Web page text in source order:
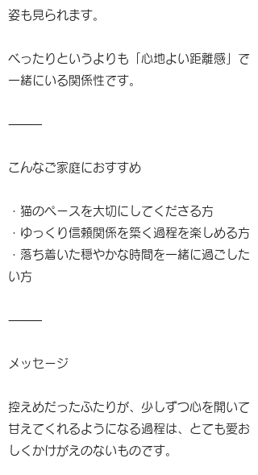
姿も見られます。
べったりというよりも「心地よい距離感」で
一緒にいる関係性です。
⸻
こんなご家庭におすすめ
・猫のペースを大切にしてくださる方
・ゆっくり信頼関係を築く過程を楽しめる方
・落ち着いた穏やかな時間を一緒に過ごした
い方
⸻
メッセージ
控えめだったふたりが、少しずつ心を開いて
甘えてくれるようになる過程は、とても愛お
しくかけがえのないものです。